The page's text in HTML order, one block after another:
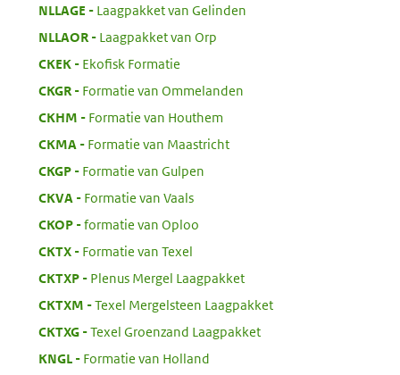
NLLAGE
Laagpakket van Gelinden
NLLAOR:
Laagpakket van Orp
CKEK:
Ekofisk Formatie
CKGR:
Formatie van Ommelanden
CKHM
Formatie van Houthem
CKMA
Formatie van Maastricht
CKGP:
Formatie van Gulpen
CKVA
Formatie van Vaals
CKOP:
formatie van Oploo
CKTX:
Formatie van Texel
CKTXP:
Plenus Mergel Laagpakket
CKTXM
Texel Mergelsteen Laagpakket
CKTXG:
Texel Groenzand Laagpakket
KNGL
Formatie van Holland